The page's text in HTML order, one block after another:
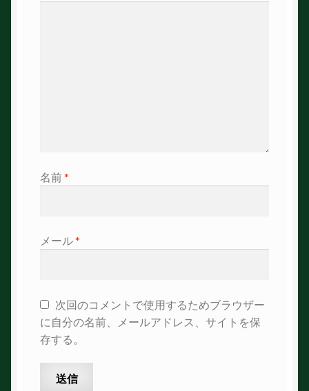
名前*
メール*
次回のコメントで使用するためブラウザー
に自分の名前、メールアドレス、サイトを保
存する。